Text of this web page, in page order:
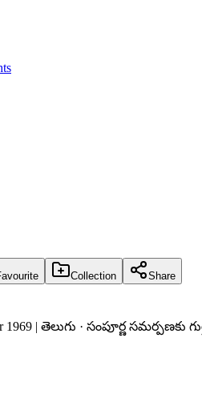
Collection Share
1969 | తెలుగు · సంపూర్ణ సమర్పణకు